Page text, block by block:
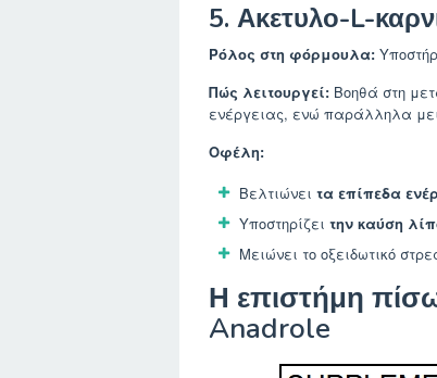
5. Ακετυλο-L-
Ρόλος στη φόρμουλα:
Πώς λειτουργεί: Βοηθά στη
ενέργειας, ενώ παράλληλα
Οφέλη:
Βελτιώνει τα επίπεδα
Υποστηρίζει την καύση
Μειώνει το οξειδωτικό
Η επιστήμη
Anadrole